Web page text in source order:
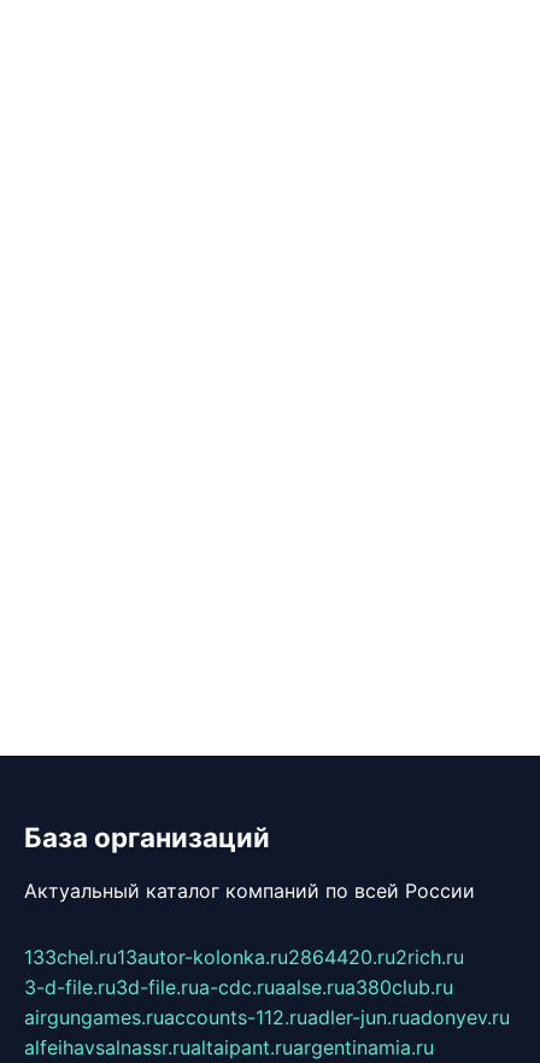
База организаций
Актуальный каталог компаний по всей России
133chel.ru13autor-kolonka.ru2864420.ru2rich.ru
3-d-file.ru3d-file.rua-cdc.ruaalse.rua380club.ru
airgungames.ruaccounts-112.ruadler-jun.ruadonyev.ru
alfeihavsalnassr.rualtaipant.ruargentinamia.ru